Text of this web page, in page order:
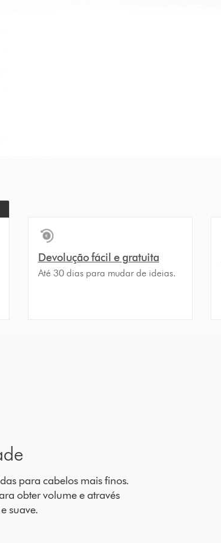
Devolução fácil e gratuita
Até 30 dias para mudar de ideias.
para cabelos mais finos.
obter volume e através
suave.